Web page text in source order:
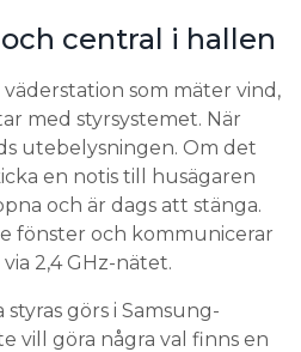
central i hallen
som mäter vind,
med styrsystemet. När
utebelysningen. Om det
en notis till husägaren
och är dags att stänga.
fönster och kommunicerar
2,4 GHz-nätet.
görs i Samsung-
vill göra några val finns en